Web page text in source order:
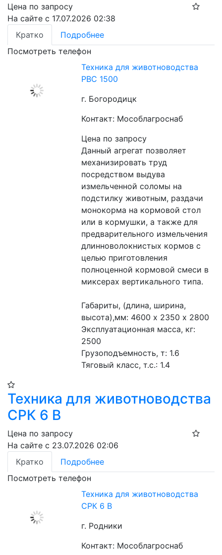
Цена по запросу
На сайте с 17.07.2026 02:38
Кратко
Подробнее
Посмотреть телефон
Техника для животноводства
РВС 1500
г. Богородицк
Контакт: Мособлагроснаб
Цена по запросу
Данный агрегат позволяет
механизировать труд
посредством выдува
измельченной соломы на
подстилку животным, раздачи
монокорма на кормовой стол
или в кормушки, а также для
предварительного измельчения
длинноволокнистых кормов с
целью приготовления
полноценной кормовой смеси в
миксерах вертикального типа.
Габариты, (длина, ширина,
высота),мм: 4600 х 2350 х 2800
Эксплуатационная масса, кг:
2500
Грузоподъемность, т: 1.6
Тяговый класс, т.с.: 1.4
Техника для животноводства
СРК 6 В
Цена по запросу
На сайте с 23.07.2026 02:06
Кратко
Подробнее
Посмотреть телефон
Техника для животноводства
СРК 6 В
г. Родники
Контакт: Мособлагроснаб